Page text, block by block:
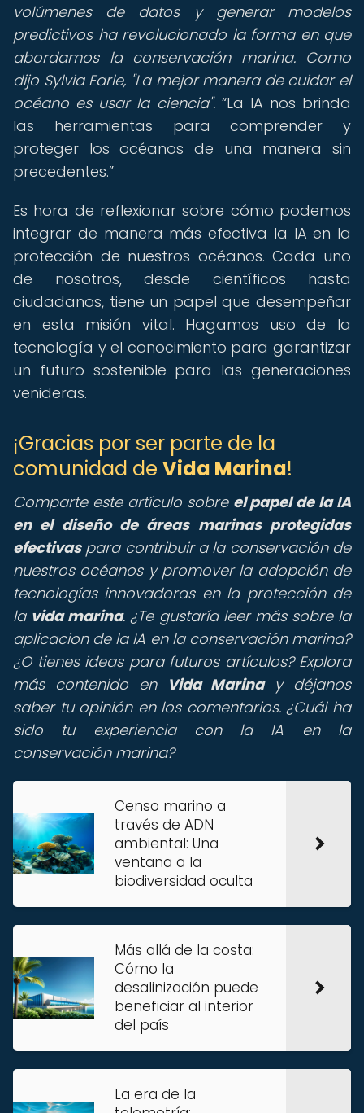
volúmenes de datos y generar modelos
predictivos ha revolucionado la forma en que
abordamos la conservación marina. Como
dijo Sylvia Earle, "La mejor manera de cuidar el
océano es usar la ciencia". La IA nos brinda
las herramientas para comprender y
proteger los océanos de una manera sin
precedentes.
Es hora de reflexionar sobre cómo podemos
integrar de manera más efectiva la IA en la
protección de nuestros océanos. Cada uno
de nosotros, desde científicos hasta
ciudadanos, tiene un papel que desempeñar
en esta misión vital. Hagamos uso de la
tecnología y el conocimiento para garantizar
un futuro sostenible para las generaciones
venideras.
¡Gracias por ser parte de la
comunidad de Vida Marina!
Comparte este artículo sobre el papel de la IA
en el diseño de áreas marinas protegidas
efectivaspara contribuir a la conservación de
nuestros océanos y promover la adopción de
tecnologías innovadoras en la protección de
la vida marina. ¿Te gustaría leer más sobre la
aplicacion de la IA en la conservación marina?
¿O tienes ideas para futuros artículos? Explora
más contenido en Vida Marinay déjanos
saber tu opinión en los comentarios. ¿Cuál ha
sido tu experiencia con la IA en la
conservación marina?
Censo marino a
través de ADN
ambiental: Una
ventana a la
biodiversidad oculta
Más allá de la costa:
Cómo la
desalinización puede
beneficiar al interior
del país
La era de la